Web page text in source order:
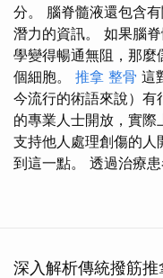
分。 腦脊髓液還包含
潛力的資訊。 如果腦
學變得暢通無阻，那麼
個細胞。 推拿 整骨 這
今流行的術語來說）
的專業人士開放，實
支持他人處理創傷的
到這一點。 透過治療
深入解析傳統撥筋